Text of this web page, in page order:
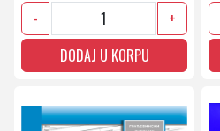
-
+
DODAJ U KORPU